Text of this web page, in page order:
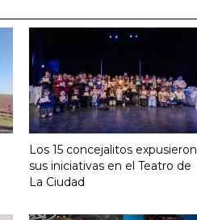
Los 15 concejalitos expusieron
sus iniciativas en el Teatro de
La Ciudad